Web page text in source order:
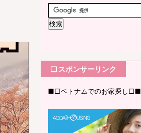
❏ スポンサーリンク
■□ベトナムでのお家探し□■